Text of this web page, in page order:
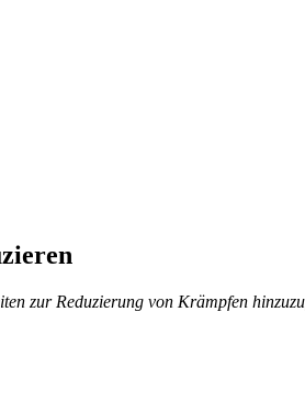
zur Reduzierung von Krämpfen